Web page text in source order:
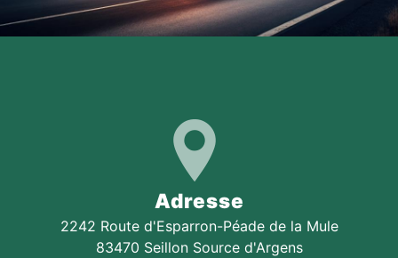
Adresse
2242 Route d'Esparron-Péade de la Mule
83470 Seillon Source d'Argens